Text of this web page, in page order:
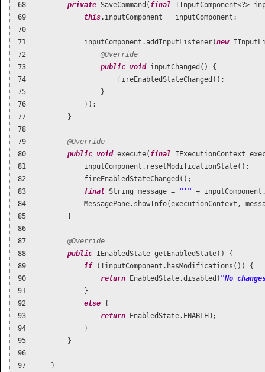
68 private SaveCommand( final IInputComponent<?>
69 this.inputComponent = inputComponent;
70
71              inputComponent.addInputListener(new
72 @Override
73 public void inputChanged() {
74                      fireEnabledStateChanged();
75                  }
76              });
77          }
78
79 @Override
80 public void execute( final IExecutionContext
81              inputComponent.resetModificationState();
82              fireEnabledStateChanged();
83 final String message = "'" +
84              MessagePane.showInfo(executionContext,
85          }
86
87 @Override
88 public IEnabledState getEnabledState() {
89 if (!inputComponent.hasModifications()) {
90 return EnabledState.disabled( "No
91              }
92 else {
93 return EnabledState.ENABLED;
94              }
95          }
96
97      }